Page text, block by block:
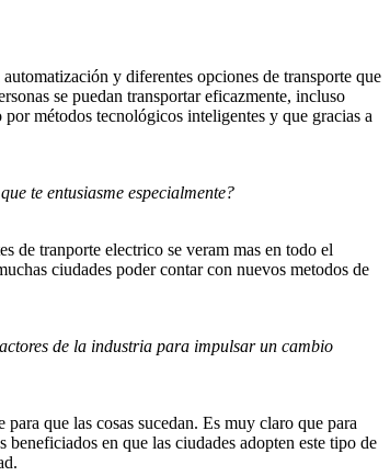
y diferentes opciones de transporte que
se puedan transportar eficazmente, incluso
métodos tecnológicos inteligentes y que gracias a
te entusiasme especialmente?
de tranporte electrico se veram mas en todo el
ciudades poder contar con nuevos metodos de
de la industria para impulsar un cambio
que las cosas sucedan. Es muy claro que para
en que las ciudades adopten este tipo de